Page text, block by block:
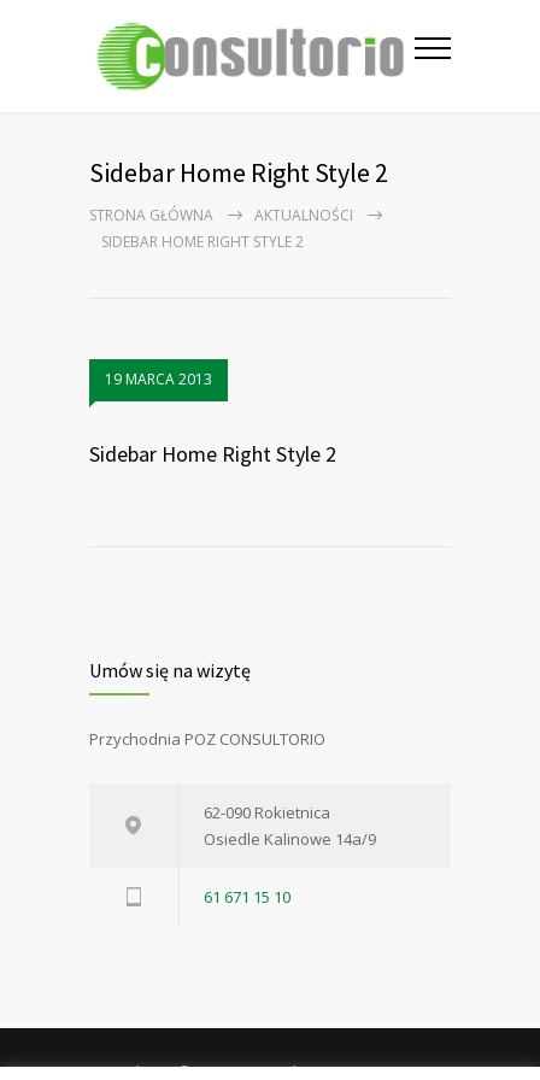
Sidebar Home Right Style 2
STRONA GŁÓWNA
AKTUALNOŚCI
SIDEBAR HOME RIGHT STYLE 2
19 MARCA 2013
Sidebar Home Right Style 2
Umów się na wizytę
Przychodnia POZ CONSULTORIO
62-090 Rokietnica
Osiedle Kalinowe 14a/9
61 671 15 10
Consultorio © 2018 . Wszystkie prawa